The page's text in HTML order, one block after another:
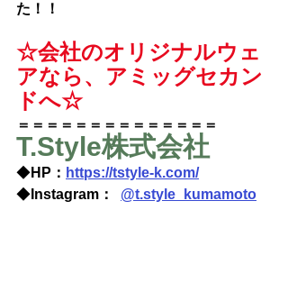
た！！
☆会社のオリジナルウェ
アなら、アミッグセカン
ドへ☆
＝＝＝＝＝＝＝＝＝＝＝＝＝＝
T.Style株式会社
◆HP： https://tstyle-k.com/
◆ Instagram： @t.style_kumamoto